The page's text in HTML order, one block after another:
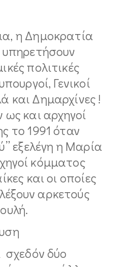
η Δημοκρατία
πολιτικές
Γενικοί
και Δημαρχίνες !
ως και αρχηγοί
το 1991 όταν
εξελέγη η Μαρία
κόμματος
και οι οποίες
αρκετούς
σχεδόν δύο